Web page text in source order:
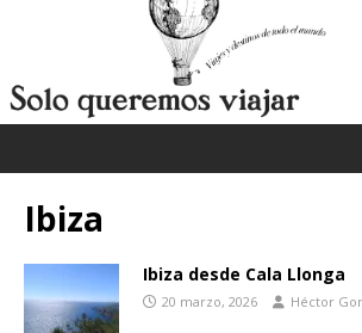
Ibiza
Ibiza desde Cala Llonga
20 marzo, 2026 Héctor